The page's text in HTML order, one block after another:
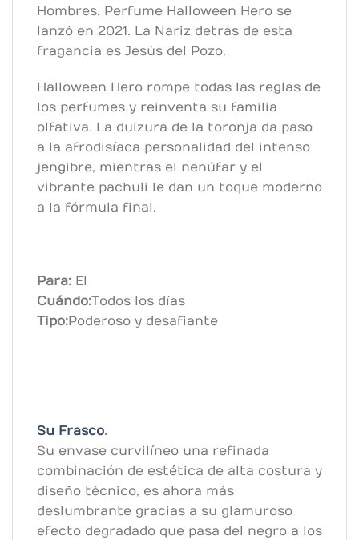
Hombres. Perfume Halloween Hero se
lanzó en 2021. La Nariz detrás de esta
fragancia es Jesús del Pozo.
Halloween Hero rompe todas las reglas de
los perfumes y reinventa su familia
olfativa. La dulzura de la toronja da paso
a la afrodisíaca personalidad del intenso
jengibre, mientras el nenúfar y el
vibrante pachuli le dan un toque moderno
a la fórmula final.
Para: El
Cuándo:Todos los días
Tipo:Poderoso y desafiante
Su Frasco.
Su envase curvilíneo una refinada
combinación de estética de alta costura y
diseño técnico, es ahora más
deslumbrante gracias a su glamuroso
efecto degradado que pasa del negro a los